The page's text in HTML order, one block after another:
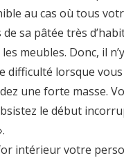
au cas où tous
sa pâtée très
meubles. Donc, il
difficulté lorsque
une forte masse.
le début
intérieur votre